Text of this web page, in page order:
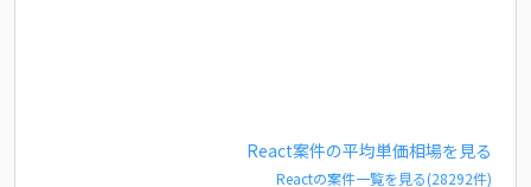
React案件の平均単価相場を見る
Reactの案件一覧を見る(28292件)